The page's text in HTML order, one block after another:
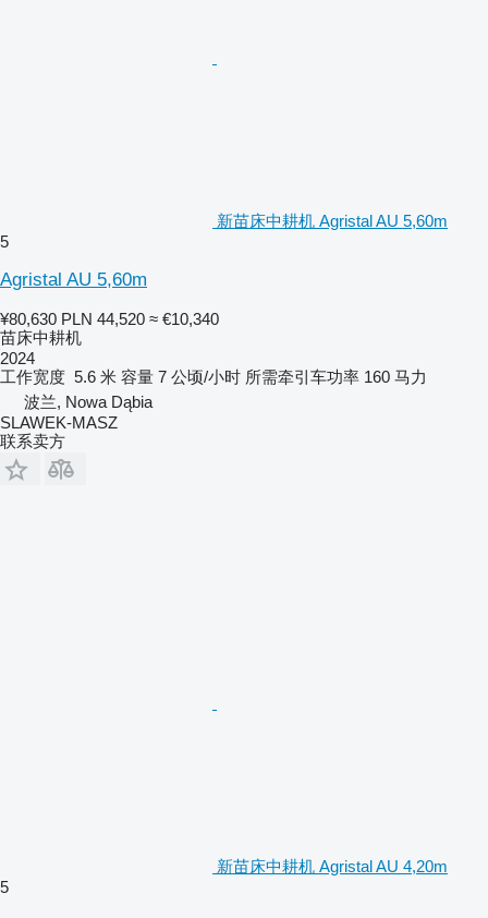
新苗床中耕机 Agristal AU 5,60m
5
Agristal AU 5,60m
¥80,630 PLN 44,520 ≈ €10,340
苗床中耕机
2024
工作宽度 5.6 米 容量 7 公顷/小时 所需牵引车功率 160 马力
波兰, Nowa Dąbia
SLAWEK-MASZ
联系卖方
新苗床中耕机 Agristal AU 4,20m
5